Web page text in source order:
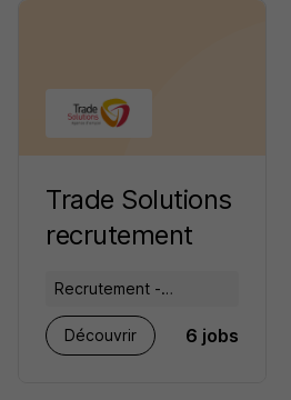
Trade Solutions
recrutement
Recrutement -
Placement - Conseils
RH
Découvrir 6 jobs